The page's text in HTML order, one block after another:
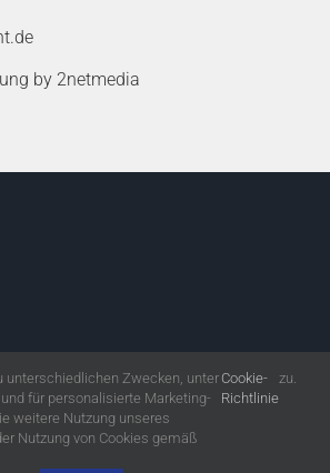
by 2netmedia
unterschiedlichen Zwecken, unter
für personalisierte Marketing-
weitere Nutzung unseres
Nutzung von Cookies gemäß
Cookie-
Richtlinie
zu.